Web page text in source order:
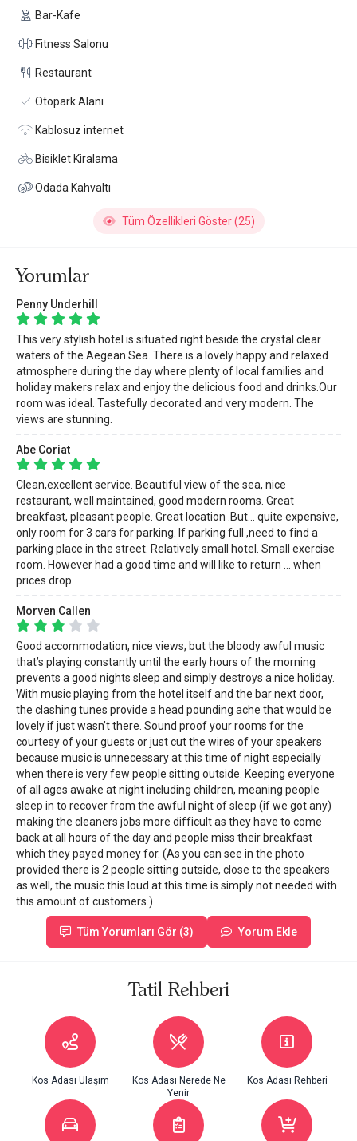
Bar-Kafe
Fitness Salonu
Restaurant
Otopark Alanı
Kablosuz internet
Bisiklet Kiralama
Odada Kahvaltı
Tüm Özellikleri Göster (25)
Yorumlar
Penny Underhill
This very stylish hotel is situated right beside the crystal clear
waters of the Aegean Sea. There is a lovely happy and relaxed
atmosphere during the day where plenty of local families and
holiday makers relax and enjoy the delicious food and drinks.Our
room was ideal. Tastefully decorated and very modern. The
views are stunning.
Abe Coriat
Clean,excellent service. Beautiful view of the sea, nice
restaurant, well maintained, good modern rooms. Great
breakfast, pleasant people. Great location .But... quite expensive,
only room for 3 cars for parking. If parking full ,need to find a
parking place in the street. Relatively small hotel. Small exercise
room. However had a good time and will like to return ... when
prices drop
Morven Callen
Good accommodation, nice views, but the bloody awful music
that’s playing constantly until the early hours of the morning
prevents a good nights sleep and simply destroys a nice holiday.
With music playing from the hotel itself and the bar next door,
the clashing tunes provide a head pounding ache that would be
lovely if just wasn’t there. Sound proof your rooms for the
courtesy of your guests or just cut the wires of your speakers
because music is unnecessary at this time of night especially
when there is very few people sitting outside. Keeping everyone
of all ages awake at night including children, meaning people
sleep in to recover from the awful night of sleep (if we got any)
making the cleaners jobs more difficult as they have to come
back at all hours of the day and people miss their breakfast
which they payed money for. (As you can see in the photo
provided there is 2 people sitting outside, close to the speakers
as well, the music this loud at this time is simply not needed with
this amount of customers.)
Tüm Yorumları Gör (3) Yorum Ekle
Tatil Rehberi
Kos Adası Ulaşım
Kos Adası Nerede Ne
Yenir
Kos Adası Rehberi